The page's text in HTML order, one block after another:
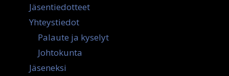
Jäsentiedotteet
Yhteystiedot
Palaute ja kyselyt
Johtokunta
Jäseneksi